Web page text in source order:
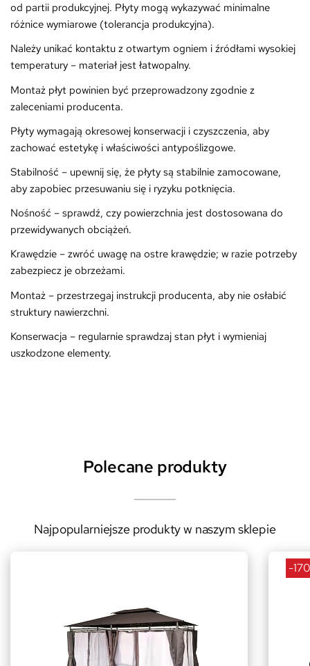
od partii produkcyjnej. Płyty mogą wykazywać minimalne
różnice wymiarowe (tolerancja produkcyjna).
Należy unikać kontaktu z otwartym ogniem i źródłami wysokiej
temperatury – materiał jest łatwopalny.
Montaż płyt powinien być przeprowadzony zgodnie z
zaleceniami producenta.
Płyty wymagają okresowej konserwacji i czyszczenia, aby
zachować estetykę i właściwości antypoślizgowe.
Stabilność – upewnij się, że płyty są stabilnie zamocowane,
aby zapobiec przesuwaniu się i ryzyku potknięcia.
Nośność – sprawdź, czy powierzchnia jest dostosowana do
przewidywanych obciążeń.
Krawędzie – zwróć uwagę na ostre krawędzie; w razie potrzeby
zabezpiecz je obrzeżami.
Montaż – przestrzegaj instrukcji producenta, aby nie osłabić
struktury nawierzchni.
Konserwacja – regularnie sprawdzaj stan płyt i wymieniaj
uszkodzone elementy.
Polecane produkty
Najpopularniejsze produkty w naszym sklepie
-